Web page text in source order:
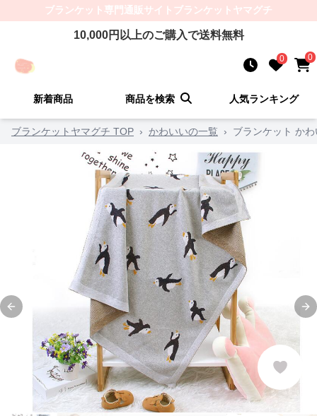
ブランケット 専門通販サイト ブランケットヤマグチ
10,000円以上のご購入で送料無料
0 0
新着商品 商品を検索 人気ランキング
ブランケットヤマグチ TOP › かわいいの一覧 › ブランケット か
Previous slide